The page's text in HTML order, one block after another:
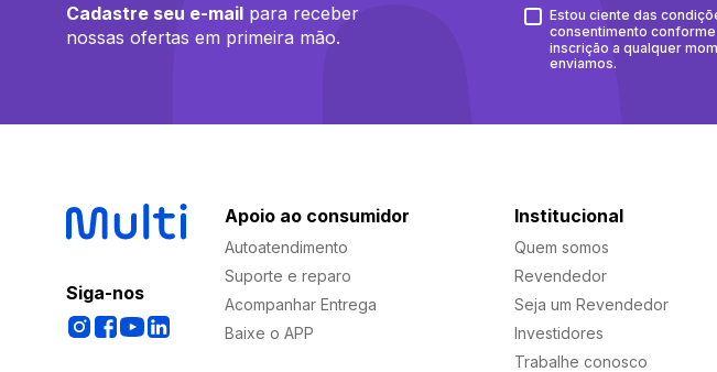
Cadastre seu e-mail para receber
nossas ofertas em primeira mão.
Estou ciente das
consentimento
inscrição a qualquer
enviamos.
Siga-nos
Apoio ao consumidor
Autoatendimento
Suporte e reparo
Acompanhar Entrega
Baixe o APP
Institucional
Quem somos
Revendedor
Seja um Revendedor
Investidores
Trabalhe conosco